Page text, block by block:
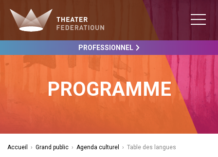
PROFESSIONNEL
PROGRAMME
Accueil › Grand public › Agenda culturel › Table des langues